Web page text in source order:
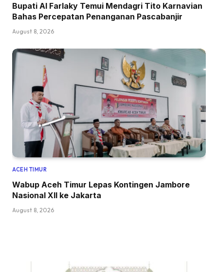
Bupati Al Farlaky Temui Mendagri Tito Karnavian
Bahas Percepatan Penanganan Pascabanjir
August 8, 2026
ACEH TIMUR
Wabup Aceh Timur Lepas Kontingen Jambore
Nasional XII ke Jakarta
August 8, 2026